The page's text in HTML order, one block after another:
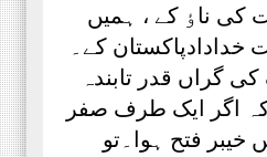
کی ناٶ کے ، ہمیں
خدادادپاکستان کے۔
گراں قدر تابندہ
اگر ایک طرف صفر
میں خیبر فتح ہوا۔تو